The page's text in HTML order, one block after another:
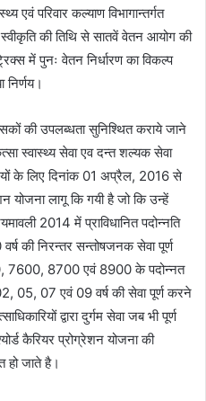
एवं परिवार कल्याण विभागान्तर्गत
की तिथि से सातवें वेतन आयोग की
में पुनः वेतन निर्धारण का विकल्प
की उपलब्धता सुनिश्थित कराये जाने
स्वास्थ्य सेवा एव दन्त शल्यक सेवा
के लिए दिनांक 01 अप्रैल, 2016 से
योजना लागू कि गयी है जो कि उन्हें
2014 में प्राविधानित पदोन्नति
की निरन्तर सन्तोषजनक सेवा पूर्ण
8700 एवं 8900 के पदोन्नत
05, 07 एवं 09 वर्ष की सेवा पूर्ण करने
द्वारा दुर्गम सेवा जब भी पूर्ण
कैरियर प्रोग्रेशन योजना की
हो जाते है।